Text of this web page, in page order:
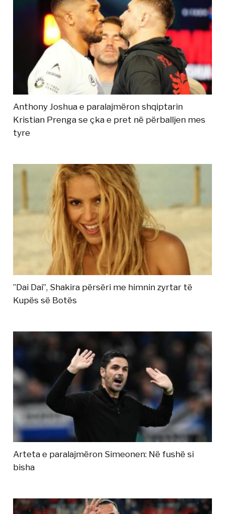
Anthony Joshua e paralajmëron shqiptarin
Kristian Prenga se çka e pret në përballjen mes
tyre
”Dai Dai”, Shakira përsëri me himnin zyrtar të
Kupës së Botës
Arteta e paralajmëron Simeonen: Në fushë si
bisha